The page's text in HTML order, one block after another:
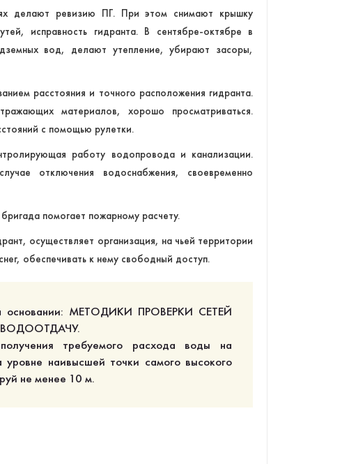
делают ревизию ПГ. При этом снимают крышку
исправность гидранта. В сентябре-октябре в
вод, делают утепление, убирают засоры,
расстояния и точного расположения гидранта.
материалов, хорошо просматриваться.
с помощью рулетки.
работу водопровода и канализации.
отключения водоснабжения, своевременно
помогает пожарному расчету.
осуществляет организация, на чьей территории
обеспечивать к нему свободный доступ.
основании: МЕТОДИКИ ПРОВЕРКИ СЕТЕЙ
требуемого расхода воды на
наивысшей точки самого высокого
не менее 10 м.